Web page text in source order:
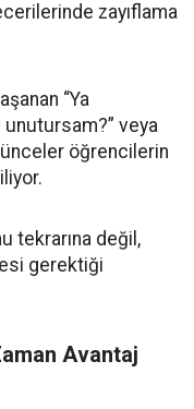
zayıflama
“Ya
unutursam?” veya
öğrencilerin
tekrarına değil,
gerektiği
Avantaj